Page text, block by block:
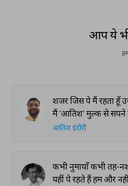
आप ये
शजर जिस पे मैं रहता हूँ
मैं 'आतिश' मुल्क से सपने
आतिश इंदौरी
कभी नुमायाँ कभी तह-
यहीं पे रहते हैं हम और